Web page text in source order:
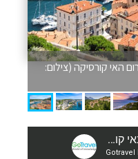
האי קורסיקה (צילום: